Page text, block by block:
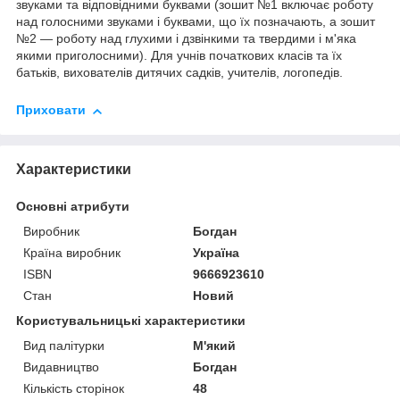
звуками та відповідними буквами (зошит №1 включає роботу
над голосними звуками і буквами, що їх позначають, а зошит
№2 — роботу над глухими і дзвінкими та твердими і м'яка
якими приголосними). Для учнів початкових класів та їх
батьків, вихователів дитячих садків, учителів, логопедів.
Приховати
Характеристики
Основні атрибути
Виробник
Богдан
Країна виробник
Україна
ISBN
9666923610
Стан
Новий
Користувальницькі характеристики
Вид палітурки
М'який
Видавництво
Богдан
Кількість сторінок
48